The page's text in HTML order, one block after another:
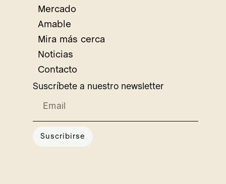
Mercado
Amable
Mira más cerca
Noticias
Contacto
Suscríbete a nuestro newsletter
Suscribirse